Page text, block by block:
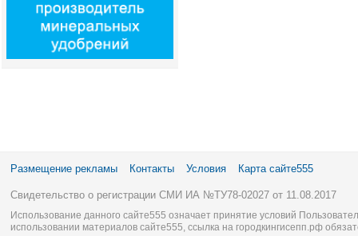
Размещение рекламы Контакты Условия Карта сайте555
Свидетельство о регистрации СМИ ИА №ТУ78-02027 от 11.08.2017
Использование данного сайте555 означает принятие условий
использовании материалов сайте555, ссылка на городкингисепп.рф